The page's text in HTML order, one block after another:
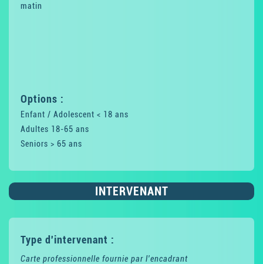
matin
Options :
Enfant / Adolescent < 18 ans
Adultes 18-65 ans
Seniors > 65 ans
INTERVENANT
Type d'intervenant :
Carte professionnelle fournie par l'encadrant